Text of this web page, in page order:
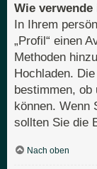
Wie
In Ihrem
„Profil“ einen
Methoden
Hochladen.
bestimmen, ob
können. Wenn
sollten Sie die
Nach oben